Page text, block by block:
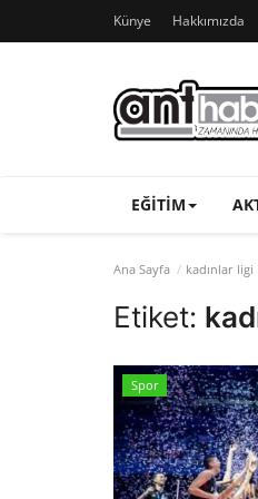
Künye Hakkımızda
EĞITIM
Ana Sayfa kadınlar ligi
Etiket:
Spor